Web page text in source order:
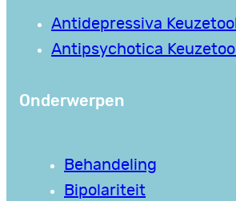
Antidepressiva Keuzetool
Antipsychotica Keuzetool
Onderwerpen
Behandeling
Bipolariteit